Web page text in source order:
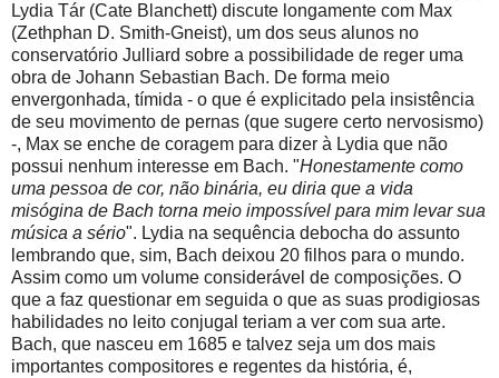
Lydia Tár (Cate Blanchett) discute longamente com Max
(Zethphan D. Smith-Gneist), um dos seus alunos no
conservatório Julliard sobre a possibilidade de reger uma
obra de Johann Sebastian Bach. De forma meio
envergonhada, tímida - o que é explicitado pela insistência
de seu movimento de pernas (que sugere certo nervosismo)
-, Max se enche de coragem para dizer à Lydia que não
possui nenhum interesse em Bach. "Honestamente como
uma pessoa de cor, não binária, eu diria que a vida
misógina de Bach torna meio impossível para mim levar sua
música a sério". Lydia na sequência debocha do assunto
lembrando que, sim, Bach deixou 20 filhos para o mundo.
Assim como um volume considerável de composições. O
que a faz questionar em seguida o que as suas prodigiosas
habilidades no leito conjugal teriam a ver com sua arte.
Bach, que nasceu em 1685 e talvez seja um dos mais
importantes compositores e regentes da história, é,